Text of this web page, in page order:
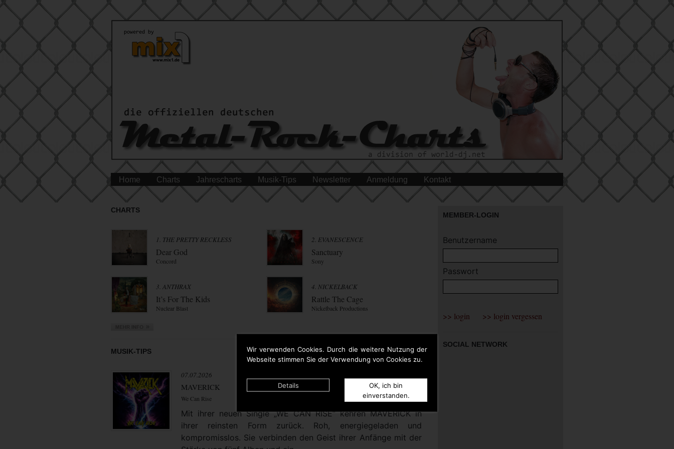
Wir verwenden Cookies. Durch die weitere Nutzung der
Webseite stimmen Sie der Verwendung von Cookies zu.
Details
OK, ich bin
einverstanden.
Home Charts Jahrescharts Musik-Tips Newsletter Anmeldung Kontakt
CHARTS
1. THE PRETTY RECKLESS
Dear God
Concord
2. EVANESCENCE
Sanctuary
Sony
3. ANTHRAX
It’s For The Kids
Nuclear Blast
4. NICKELBACK
Rattle The Cage
Nickelback Productions
MUSIK-TIPS
07.07.2026
MAVERICK
We Can Rise
Mit ihrer neuen Single „WE CAN RISE“ kehren MAVERICK in
ihrer reinsten Form zurück. Roh, energiegeladen und
kompromisslos. Sie verbinden den Geist ihrer Anfänge mit der
MEMBER-LOGIN
Benutzername
Passwort
SOCIAL NETWORK